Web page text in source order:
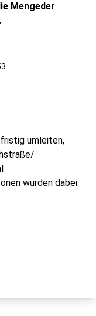
Mengeder
umleiten,
wurden dabei